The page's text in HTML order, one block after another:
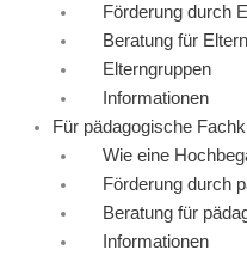
Förderung durch
Beratung für Eltern
Elterngruppen
Informationen
Für pädagogische
Wie eine
Förderung durch
Beratung für
Informationen